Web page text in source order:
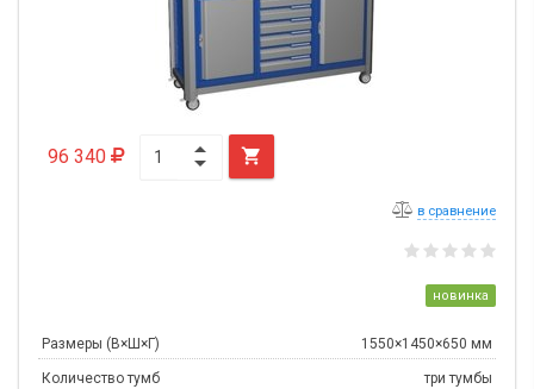
96 340 
в сравнение
новинка
Размеры (В×Ш×Г) 1550×1450×650 мм
Количество тумб три тумбы